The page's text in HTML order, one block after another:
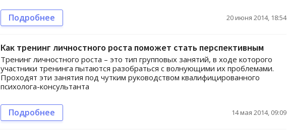
Подробнее 20 июня 2014, 18:54
Как тренинг личностного роста поможет стать перспективным
Тренинг личностного роста – это тип групповых занятий, в ходе которого
участники тренинга пытаются разобраться с волнующими их проблемами.
Проходят эти занятия под чутким руководством квалифицированного
психолога-консультанта
Подробнее 14 мая 2014, 09:09